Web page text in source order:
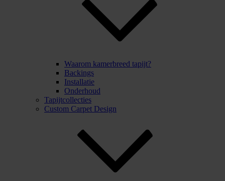
Waarom kamerbreed tapijt?
Backings
Installatie
Onderhoud
Tapijtcollecties
Custom Carpet Design